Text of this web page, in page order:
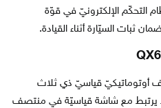
التحكّم الإلكترونيّ في قوّة
ثبات السيّارة أثناء القيادة.
أوتوماتيكيّ قياسيّ ذي ثلاث
يرتبط مع شاشة قياسيّة في منتصف